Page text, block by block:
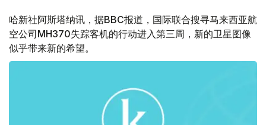
哈新社阿斯塔纳讯，据BBC报道，国际联合搜寻马来西亚航
空公司MH370失踪客机的行动进入第三周，新的卫星图像
似乎带来新的希望。